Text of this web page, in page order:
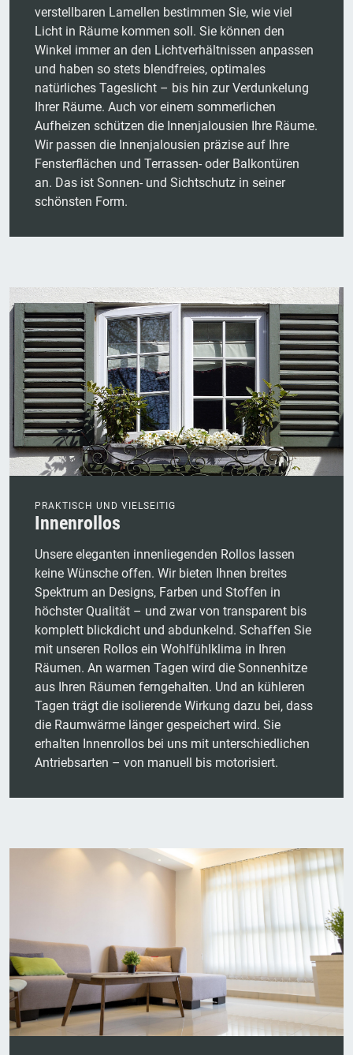
verstellbaren Lamellen bestimmen Sie, wie viel
Licht in Räume kommen soll. Sie können den
Winkel immer an den Lichtverhältnissen anpassen
und haben so stets blendfreies, optimales
natürliches Tageslicht – bis hin zur Verdunkelung
Ihrer Räume. Auch vor einem sommerlichen
Aufheizen schützen die Innenjalousien Ihre Räume.
Wir passen die Innenjalousien präzise auf Ihre
Fensterflächen und Terrassen- oder Balkontüren
an. Das ist Sonnen- und Sichtschutz in seiner
schönsten Form.
PRAKTISCH UND VIELSEITIG
Innenrollos
Unsere eleganten innenliegenden Rollos lassen
keine Wünsche offen. Wir bieten Ihnen breites
Spektrum an Designs, Farben und Stoffen in
höchster Qualität – und zwar von transparent bis
komplett blickdicht und abdunkelnd. Schaffen Sie
mit unseren Rollos ein Wohlfühlklima in Ihren
Räumen. An warmen Tagen wird die Sonnenhitze
aus Ihren Räumen ferngehalten. Und an kühleren
Tagen trägt die isolierende Wirkung dazu bei, dass
die Raumwärme länger gespeichert wird. Sie
erhalten Innenrollos bei uns mit unterschiedlichen
Antriebsarten – von manuell bis motorisiert.